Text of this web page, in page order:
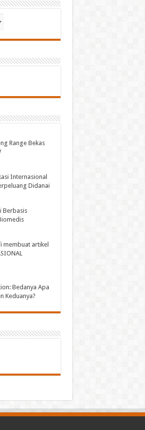
Range Bekas
Internasional
Didanai
Berbasis
membuat artikel
Bedanya Apa
Keduanya?